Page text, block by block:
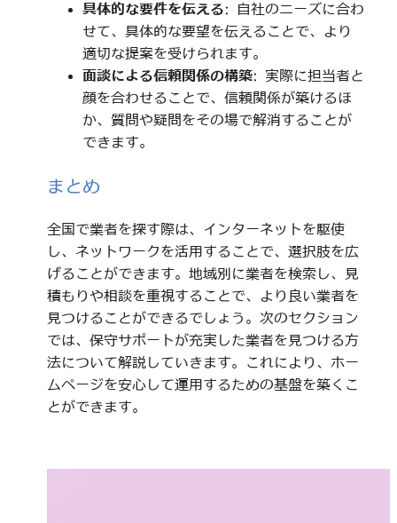
具体的な要件を伝える: 自社のニーズに合わ
せて、具体的な要望を伝えることで、より
適切な提案を受けられます。
面談による信頼関係の構築: 実際に担当者と
顔を合わせることで、信頼関係が築けるほ
か、質問や疑問をその場で解消することが
できます。
まとめ
全国で業者を探す際は、インターネットを駆使
し、ネットワークを活用することで、選択肢を広
げることができます。地域別に業者を検索し、見
積もりや相談を重視することで、より良い業者を
見つけることができるでしょう。次のセクション
では、保守サポートが充実した業者を見つける方
法について解説していきます。これにより、ホー
ムページを安心して運用するための基盤を築くこ
とができます。